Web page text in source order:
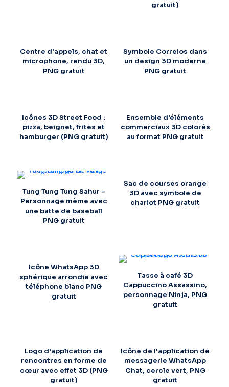
gratuit)
Centre d'appels, chat et
microphone, rendu 3D,
PNG gratuit
Symbole Correios dans
un design 3D moderne
PNG gratuit
Icônes 3D Street Food :
pizza, beignet, frites et
hamburger (PNG gratuit)
Ensemble d'éléments
commerciaux 3D colorés
au format PNG gratuit
Tung Tung Tung Sahur –
Personnage mème avec
une batte de baseball
PNG gratuit
Sac de courses orange
3D avec symbole de
chariot PNG gratuit
Icône WhatsApp 3D
sphérique arrondie avec
téléphone blanc PNG
gratuit
Tasse à café 3D
Cappuccino Assassino,
personnage Ninja, PNG
gratuit
Logo d'application de
rencontres en forme de
cœur avec effet 3D (PNG
gratuit)
Icône de l'application de
messagerie WhatsApp
Chat, cercle vert, PNG
gratuit